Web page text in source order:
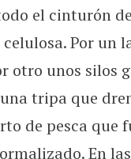
el cinturón
Por un
otro unos silos
tripa que
de pesca que
En